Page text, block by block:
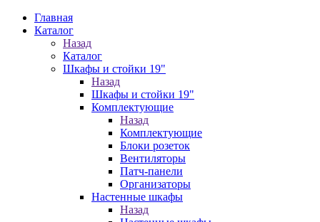
Главная
Каталог
Назад
Каталог
Шкафы и стойки 19"
Назад
Шкафы и стойки 19"
Комплектующие
Назад
Комплектующие
Блоки розеток
Вентиляторы
Патч-панели
Организаторы
Настенные шкафы
Назад